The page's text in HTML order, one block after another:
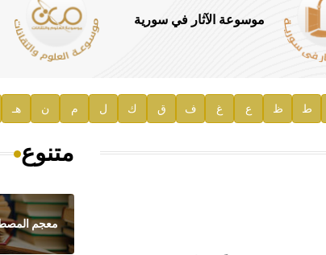
موسوعة الآثار في سورية
ط ظ ع غ ف ق ك ل م ن هـ
متنوع
معجم